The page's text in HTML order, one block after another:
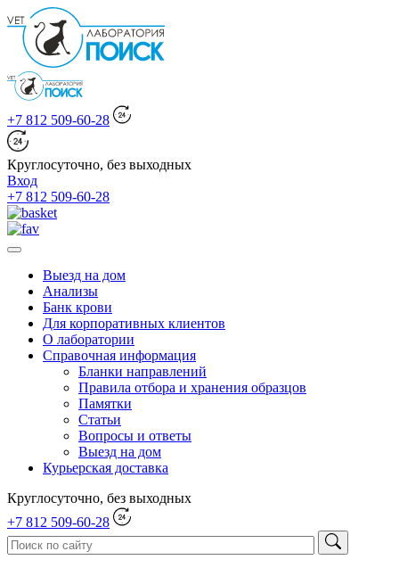
+7 812 509-60-28
Круглосуточно, без выходных
Вход
+7 812 509-60-28
Выезд на дом
Анализы
Банк крови
Для корпоративных клиентов
О лаборатории
Справочная информация
Бланки направлений
Правила отбора и хранения образцов
Памятки
Статьи
Вопросы и ответы
Выезд на дом
Курьерская доставка
Круглосуточно, без выходных
+7 812 509-60-28